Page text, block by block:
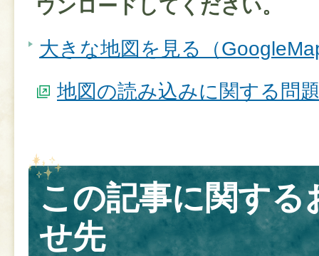
ウンロードしてください。
大きな地図を見る（
地図の読み込みに関する問
この記事に関する
せ先